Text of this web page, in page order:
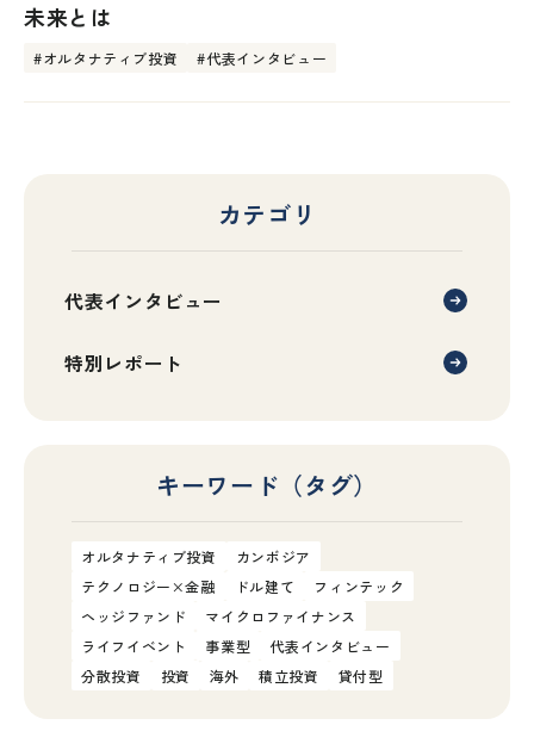
未来とは
#オルタナティブ投資 #代表インタビュー
カテゴリ
代表インタビュー
特別レポート
キーワード（タグ）
オルタナティブ投資
カンボジア
テクノロジー×金融
ドル建て
フィンテック
ヘッジファンド
マイクロファイナンス
ライフイベント
事業型
代表インタビュー
分散投資
投資 海外 積立投資 貸付型